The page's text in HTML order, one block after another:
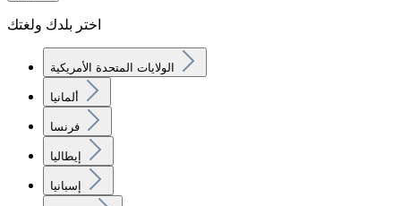
اختر بلدك ولغتك
الولايات المتحدة الأمريكية
ألمانيا
فرنسا
إيطاليا
إسبانيا